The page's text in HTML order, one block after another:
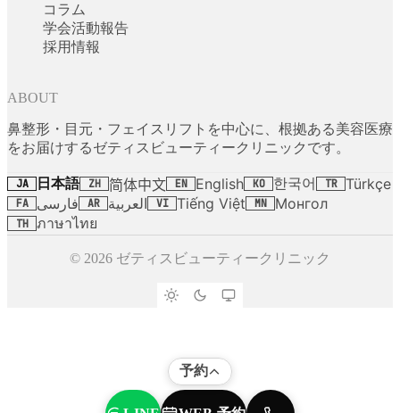
コラム
学会活動報告
採用情報
ABOUT
鼻整形・目元・フェイスリフトを中心に、根拠ある美容医療
をお届けするゼティスビューティークリニックです。
JA 日本語 ZH 简体中文 EN English KO 한국어 TR Türkçe
FA فارسی AR العربية VI Tiếng Việt MN Монгол
TH ภาษาไทย
© 2026 ゼティスビューティークリニック
予約